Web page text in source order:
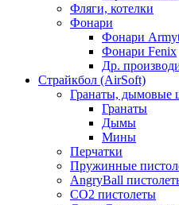
Фляги, котелки
Фонари
Фонари
Фонари Fenix
Др.
Страйкбол (AirSoft)
Гранаты, дымовые
Гранаты
Дымы
Мины
Перчатки
Пружинные
AngryBall
CO2 пистолеты